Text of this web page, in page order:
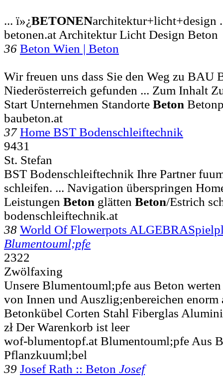
... ï»¿BETONENarchitektur+licht+design
betonen.at Architektur Licht Design Beton
36 Beton Wien | Beton
Wir freuen uns dass Sie den Weg zu BAU
Niederösterreich gefunden ... Zum Inhalt
Start Unternehmen Standorte Beton
baubeton.at
37 Home BST Bodenschleiftechnik
9431
St. Stefan
BST Bodenschleiftechnik Ihre Partner
schleifen. ... Navigation überspringen
Leistungen Beton glätten Beton/Estrich
bodenschleiftechnik.at
38 World Of Flowerpots
Blumentouml;pfe
2322
Zwölfaxing
Unsere Blumentouml;pfe aus Beton
von Innen und Auszlig;enbereichen enorm
Betonkübel Corten Stahl Fiberglas
zł Der Warenkorb ist leer
wof-blumentopf.at Blumentouml;pfe Aus
Pflanzkuuml;bel
39 Josef Rath :: Beton Josef